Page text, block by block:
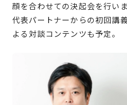
顔を合わせての決起会を行い
代表パートナーからの初回講
よる対談コンテンツも予定。